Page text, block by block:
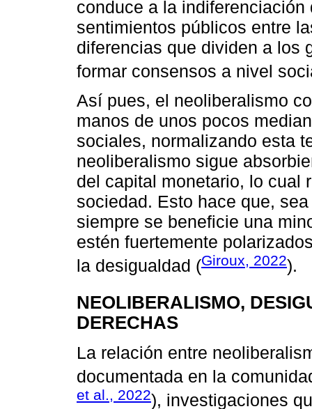
conduce a la
sentimientos públicos entre
diferencias que dividen a los
formar consensos a nivel
Así pues, el neoliberalismo
manos de unos pocos
sociales, normalizando esta
neoliberalismo sigue
del capital monetario, lo cual
sociedad. Esto hace que,
siempre se beneficie una
estén fuertemente
la desigualdad (Giroux, 2022).
NEOLIBERALISMO,
DERECHAS
La relación entre
documentada en la
et al., 2022), investigaciones